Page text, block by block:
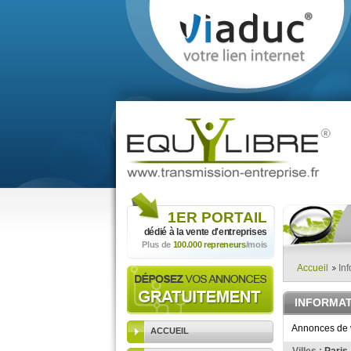
1ER PORTAIL
dédié à la vente d'entreprises
Plus de 100.000 repreneurs/mois
ACCUEIL
Accueil
Annonces de